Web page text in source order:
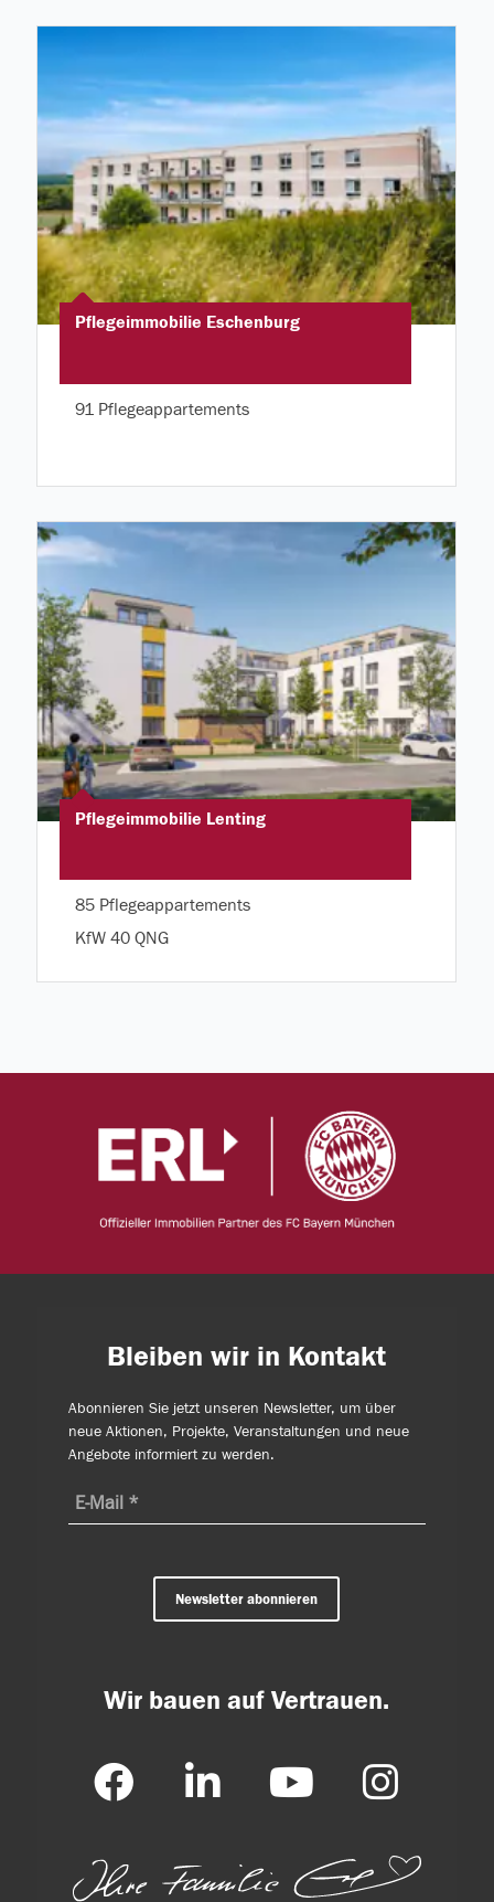
Pflegeimmobilie Eschenburg
91 Pflegeappartements
Pflegeimmobilie Lenting
85 Pflegeappartements
KfW 40 QNG
Bleiben wir in Kontakt
Abonnieren Sie jetzt unseren Newsletter, um über
neue Aktionen, Projekte, Veranstaltungen und neue
Angebote informiert zu werden.
Newsletter abonnieren
Wir bauen auf Vertrauen.